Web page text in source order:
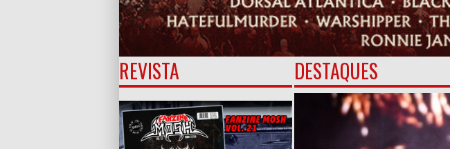
REVISTA DESTAQUES